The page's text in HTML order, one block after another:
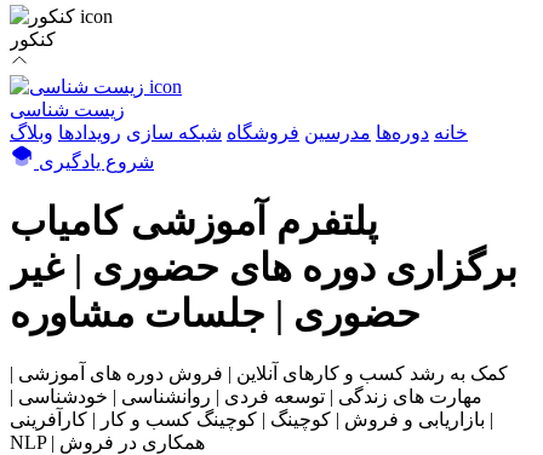
کنکور
زیست شناسی
خانه دوره‌ها مدرسین فروشگاه شبکه سازی رویداد‌ها وبلاگ
شروع یادگیری
پلتفرم آموزشی کامیاب
برگزاری دوره های حضوری | غیر
حضوری | جلسات مشاوره
کمک به رشد کسب و کارهای آنلاین | فروش دوره های آموزشی |
مهارت های زندگی | توسعه فردی | روانشناسی | خودشناسی |
بازاریابی و فروش | کوچینگ | کوچینگ کسب و کار | کارآفرینی |
NLP | همکاری در فروش